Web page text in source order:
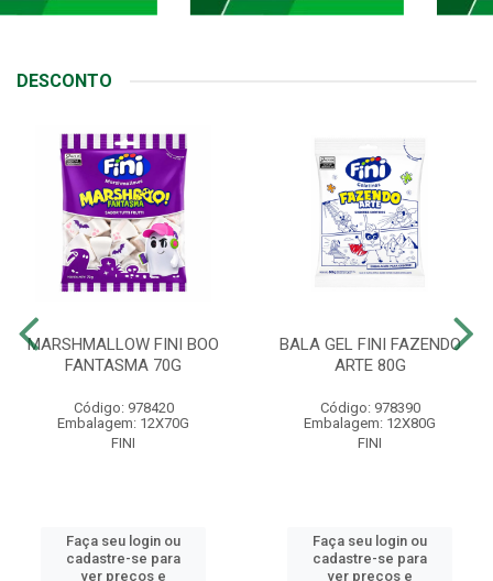
DESCONTO
MARSHMALLOW FINI BOO
FANTASMA 70G
Código: 978420
Embalagem: 12X70G
FINI
Faça seu login ou
cadastre-se para
ver preços e
BALA GEL FINI FAZENDO
ARTE 80G
Código: 978390
Embalagem: 12X80G
FINI
Faça seu login ou
cadastre-se para
ver preços e